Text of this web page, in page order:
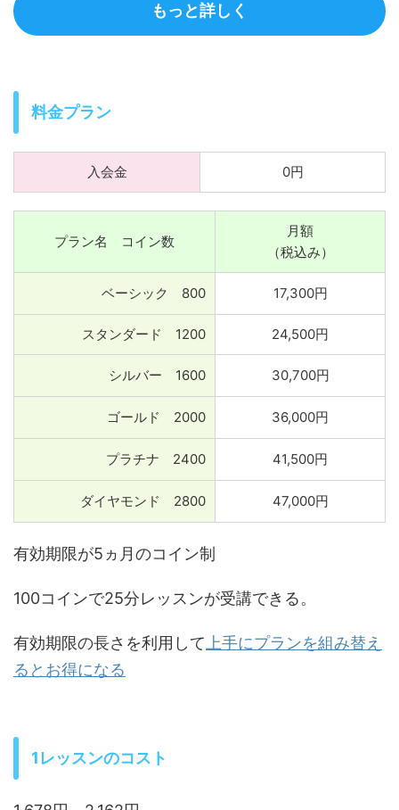
もっと詳しく
料金プラン
入会金 0円
プラン名 コイン数
月額
（税込み）
ベーシック 800 17,300円
スタンダード 1200 24,500円
シルバー 1600 30,700円
ゴールド 2000 36,000円
プラチナ 2400 41,500円
ダイヤモンド 2800 47,000円
有効期限が5ヵ月のコイン制
100コインで25分レッスンが受講できる。
有効期限の長さを利用して 上手にプランを組み替え
るとお得になる
1レッスンのコスト